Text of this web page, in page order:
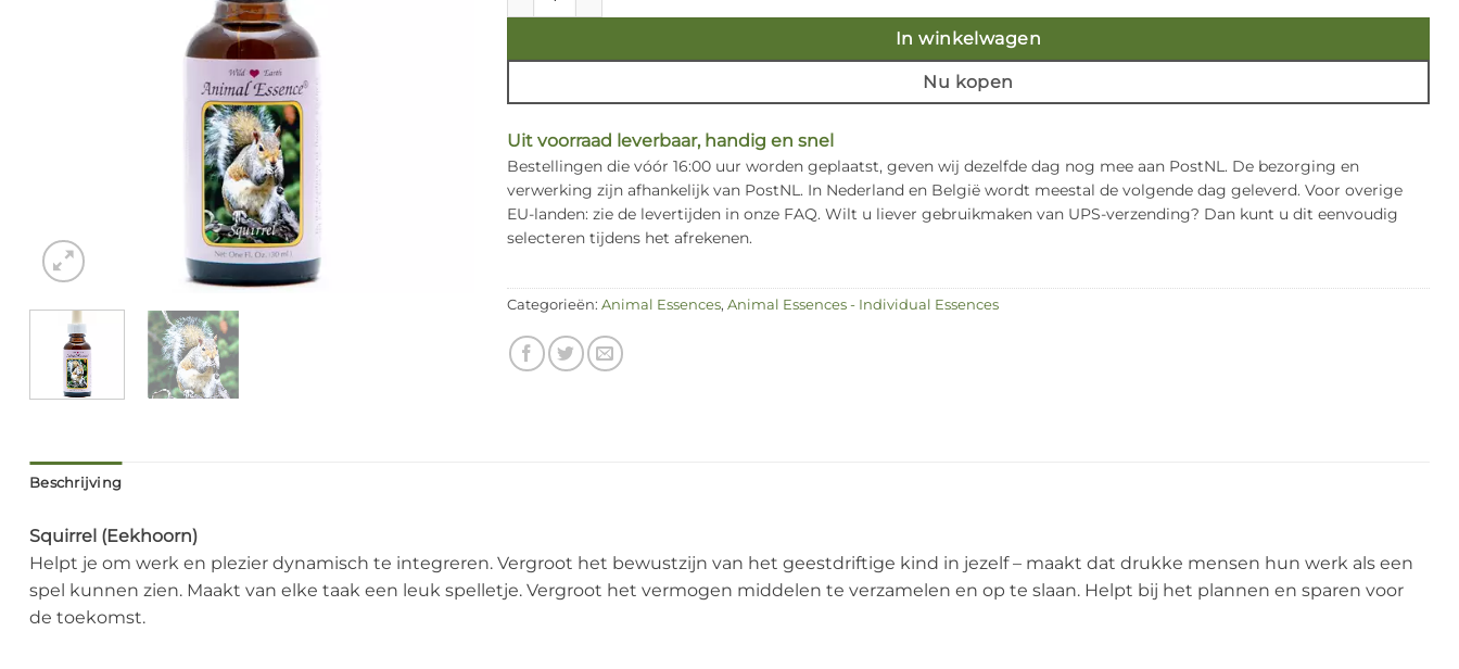
In winkelwagen
Nu kopen
Uit voorraad leverbaar, handig en snel
Bestellingen die vóór 16:00 uur worden geplaatst, geven wij dezelfde dag nog mee aan PostNL. De bezorging en
verwerking zijn afhankelijk van PostNL. In Nederland en België wordt meestal de volgende dag geleverd. Voor overige
EU-landen: zie de levertijden in onze FAQ. Wilt u liever gebruikmaken van UPS-verzending? Dan kunt u dit eenvoudig
selecteren tijdens het afrekenen.
Categorieën: Animal Essences, Animal Essences - Individual Essences
Beschrijving
Squirrel (Eekhoorn)
Helpt je om werk en plezier dynamisch te integreren. Vergroot het bewustzijn van het geestdriftige kind in jezelf – maakt dat drukke mensen hun werk als een
spel kunnen zien. Maakt van elke taak een leuk spelletje. Vergroot het vermogen middelen te verzamelen en op te slaan. Helpt bij het plannen en sparen voor
de toekomst.